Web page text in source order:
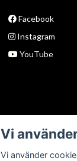
Facebook
Instagram
YouTube
Vi
Vi använder